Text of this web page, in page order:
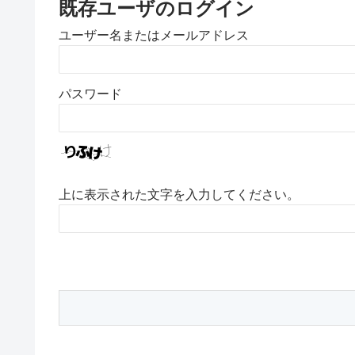
既存ユーザのログイン
ユーザー名またはメールアドレス
パスワード
上に表示された文字を入力してください。